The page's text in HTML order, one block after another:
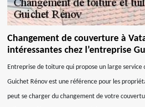
Changement de couverture à
intéressantes chez l’entreprise
Entreprise de toiture qui propose un large
Guichet Rénov est une référence pour les
peut se charger du changement de votre